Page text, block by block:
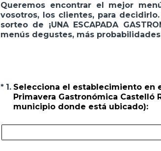
Queremos encontrar el mejor
vosotros, los clientes, para
sorteo de ¡UNA ESCAPADA
menús degustes, más
* 1. Selecciona el establecimiento en
Primavera Gastronómica Castelló
municipio donde está ubicado):
(Obligatorio).